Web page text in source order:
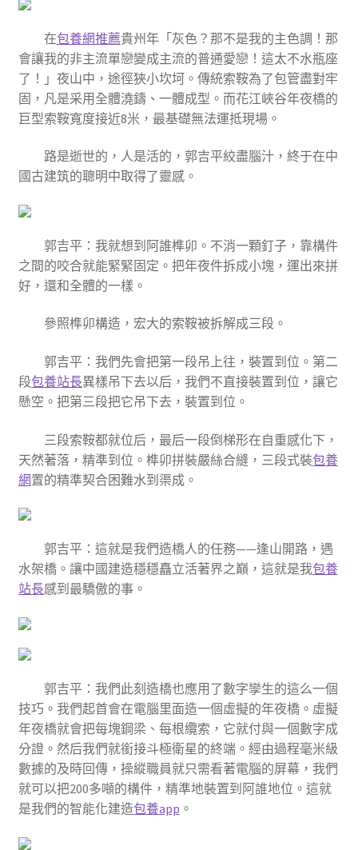
在包養網推薦貴州年「灰色？那不是我的主色調！那
會讓我的非主流單戀變成主流的普通愛戀！這太不水瓶座
了！」夜山中，途徑狹小坎坷。傳統索鞍為了包管盡對牢
固，凡是采用全體澆鑄、一體成型。而花江峽谷年夜橋的
巨型索鞍寬度接近8米，最基礎無法運抵現場。
路是逝世的，人是活的，郭吉平絞盡腦汁，終于在中
國古建筑的聰明中取得了靈感。
郭吉平：我就想到阿誰榫卯。不消一顆釘子，靠構件
之間的咬合就能緊緊固定。把年夜件拆成小塊，運出來拼
好，還和全體的一樣。
參照榫卯構造，宏大的索鞍被拆解成三段。
郭吉平：我們先會把第一段吊上往，裝置到位。第二
段包養站長異樣吊下去以后，我們不直接裝置到位，讓它
懸空。把第三段把它吊下去，裝置到位。
三段索鞍都就位后，最后一段倒梯形在自重感化下，
天然著落，精準到位。榫卯拼裝嚴絲合縫，三段式裝包養
網置的精準契合困難水到渠成。
郭吉平：這就是我們造橋人的任務——逢山開路，遇
水架橋。讓中國建造穩穩矗立活著界之巔，這就是我包養
站長感到最驕傲的事。
郭吉平：我們此刻造橋也應用了數字孿生的這么一個
技巧。我們起首會在電腦里面造一個虛擬的年夜橋。虛擬
年夜橋就會把每塊鋼梁、每根纜索，它就付與一個數字成
分證。然后我們就銜接斗極衛星的終端。經由過程毫米級
數據的及時回傳，操縱職員就只需看著電腦的屏幕，我們
就可以把200多噸的構件，精準地裝置到阿誰地位。這就
是我們的智能化建造包養app 。